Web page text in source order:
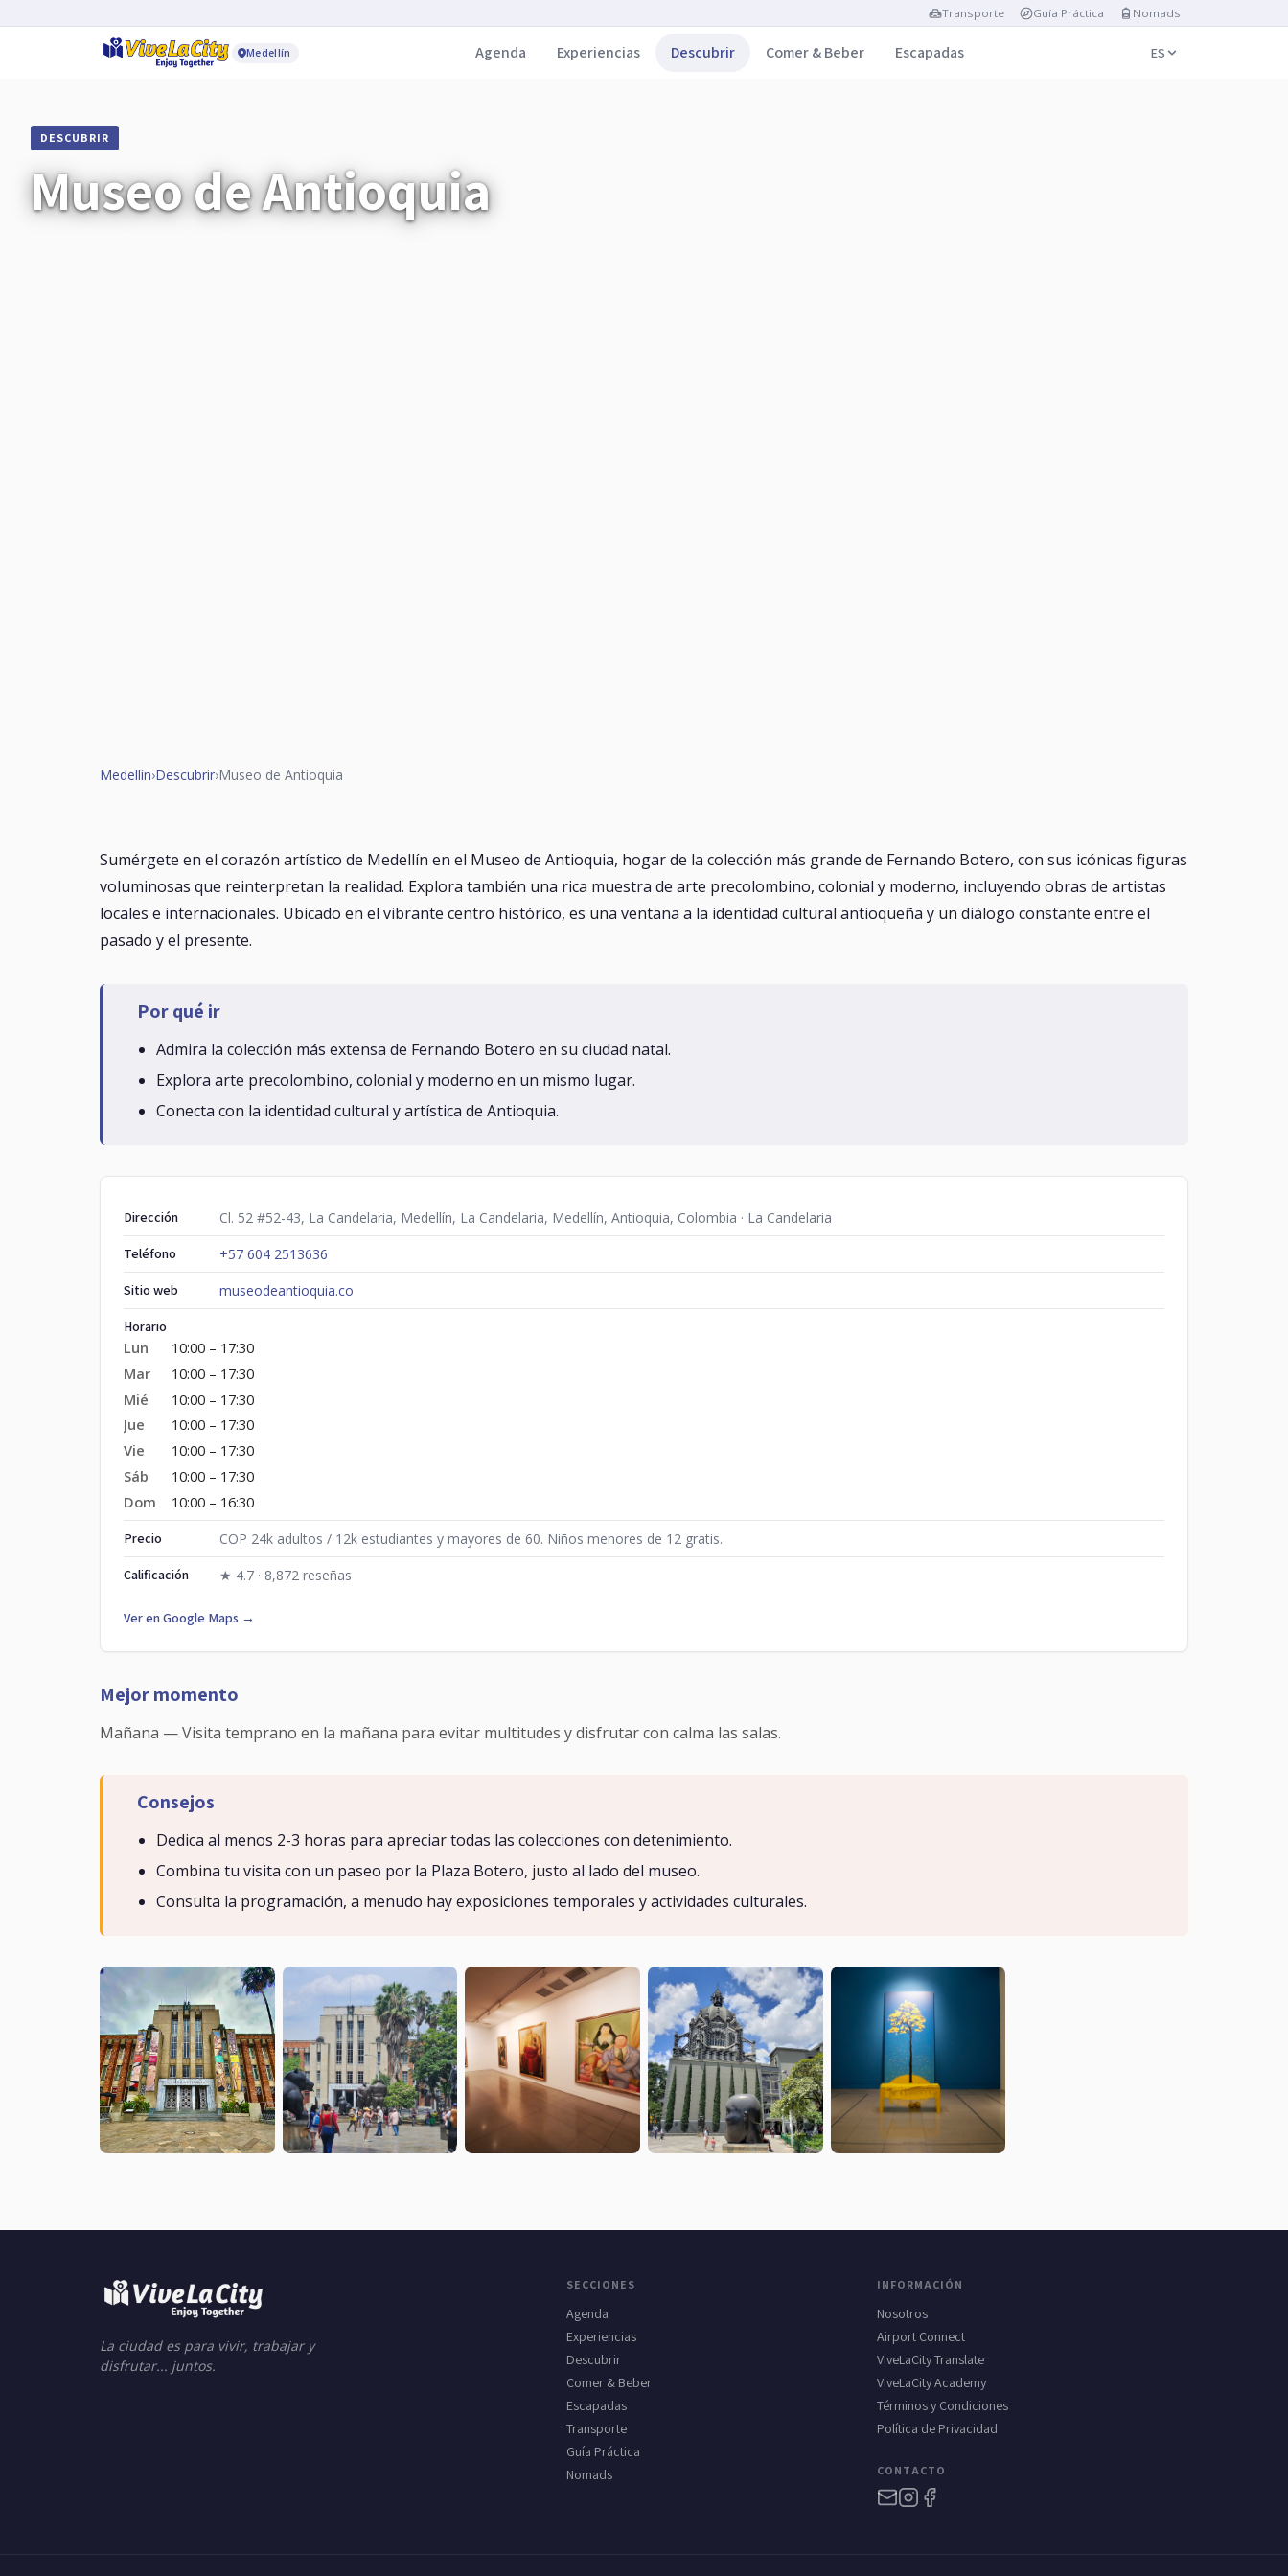
Transporte Guía Práctica Nomads
Medellín Agenda Experiencias Descubrir Comer & Beber Escapadas ES
DESCUBRIR
Museo de Antioquia
Medellín›Descubrir›Museo de Antioquia
Sumérgete en el corazón artístico de Medellín en el Museo de Antioquia, hogar de la colección más grande de Fernando Botero, con sus icónicas figuras
voluminosas que reinterpretan la realidad. Explora también una rica muestra de arte precolombino, colonial y moderno, incluyendo obras de artistas
locales e internacionales. Ubicado en el vibrante centro histórico, es una ventana a la identidad cultural antioqueña y un diálogo constante entre el
pasado y el presente.
Por qué ir
Admira la colección más extensa de Fernando Botero en su ciudad natal.
Explora arte precolombino, colonial y moderno en un mismo lugar.
Conecta con la identidad cultural y artística de Antioquia.
Dirección Cl. 52 #52-43, La Candelaria, Medellín, La Candelaria, Medellín, Antioquia, Colombia · La Candelaria
Teléfono +57 604 2513636
Sitio web museodeantioquia.co
Horario
Lun
10:00 – 17:30
Mar
10:00 – 17:30
Mié
10:00 – 17:30
Jue
10:00 – 17:30
Vie
10:00 – 17:30
Sáb
10:00 – 17:30
Dom
10:00 – 16:30
Precio COP 24k adultos / 12k estudiantes y mayores de 60. Niños menores de 12 gratis.
Calificación ★ 4.7 · 8,872 reseñas
Ver en Google Maps →
Mejor momento
Mañana — Visita temprano en la mañana para evitar multitudes y disfrutar con calma las salas.
Consejos
Dedica al menos 2-3 horas para apreciar todas las colecciones con detenimiento.
Combina tu visita con un paseo por la Plaza Botero, justo al lado del museo.
Consulta la programación, a menudo hay exposiciones temporales y actividades culturales.
La ciudad es para vivir, trabajar y
disfrutar... juntos.
SECCIONES
Agenda
Experiencias
Descubrir
Comer & Beber
Escapadas
Transporte
Guía Práctica
Nomads
INFORMACIÓN
Nosotros
Airport Connect
ViveLaCity Translate
ViveLaCity Academy
Términos y Condiciones
Política de Privacidad
CONTACTO